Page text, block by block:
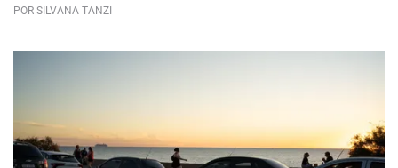
POR SILVANA TANZI